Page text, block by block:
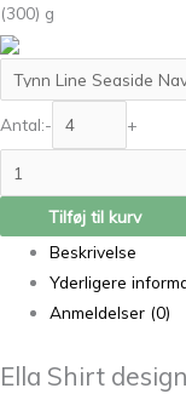
(300) g
Antal:- +
Tilføj til kurv
Beskrivelse
Yderligere
Anmeldelser (0)
Ella Shirt